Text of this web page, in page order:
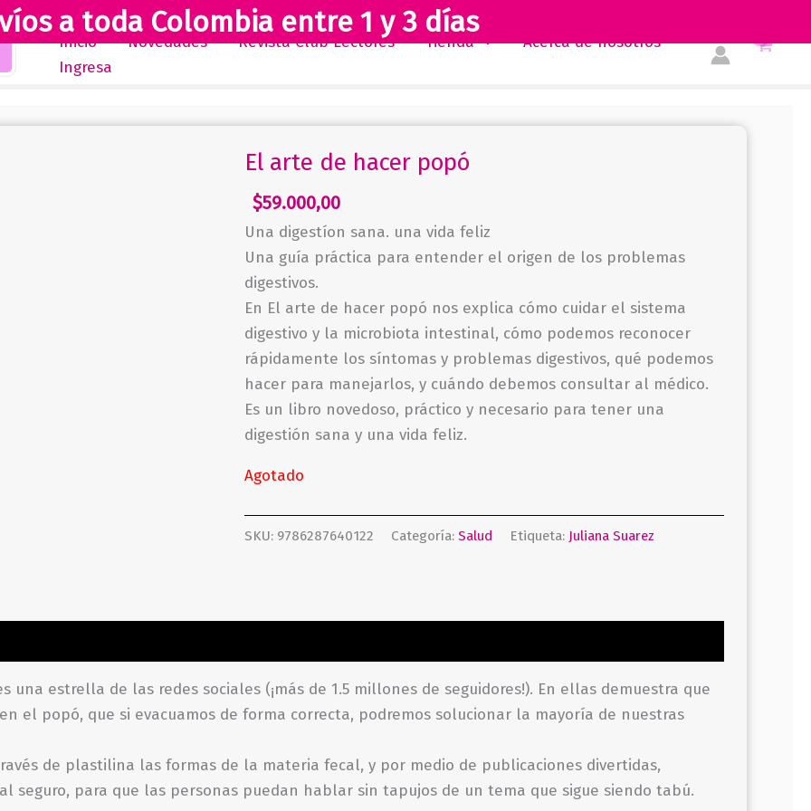
a toda Colombia entre 1 y 3 días
Inicio Novedades Revista Club Lectores Tienda
Acerca de nosotros
Ingresa
El arte de hacer popó
$59.000,00
Una digestíon sana. una vida feliz
Una guía práctica para entender el origen de los problemas
digestivos.
En El arte de hacer popó nos explica cómo cuidar el sistema
digestivo y la microbiota intestinal, cómo podemos reconocer
rápidamente los síntomas y problemas digestivos, qué podemos
hacer para manejarlos, y cuándo debemos consultar al médico.
Es un libro novedoso, práctico y necesario para tener una
digestión sana y una vida feliz.
Agotado
SKU: 9786287640122 Categoría:Salud Etiqueta: Juliana Suarez
una estrella de las redes sociales (¡más de 1.5 millones de seguidores!). En ellas demuestra que
el popó, que si evacuamos de forma correcta, podremos solucionar la mayoría de nuestras
de plastilina las formas de la materia fecal, y por medio de publicaciones divertidas,
seguro, para que las personas puedan hablar sin tapujos de un tema que sigue siendo tabú.